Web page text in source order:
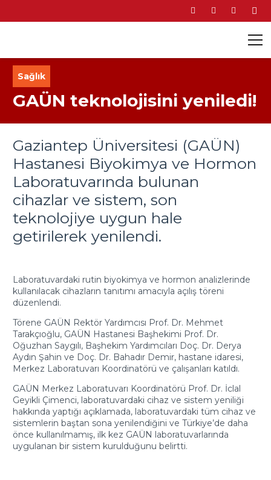
Sağlık
GAÜN teknolojisini yeniledi!
Gaziantep Üniversitesi (GAÜN)
Hastanesi Biyokimya ve Hormon
Laboratuvarında bulunan
cihazlar ve sistem, son
teknolojiye uygun hale
getirilerek yenilendi.
Laboratuvardaki rutin biyokimya ve hormon analizlerinde
kullanılacak cihazların tanıtımı amacıyla açılış töreni
düzenlendi.
Törene GAÜN Rektör Yardımcısı Prof. Dr. Mehmet
Tarakçıoğlu, GAÜN Hastanesi Başhekimi Prof. Dr.
Oğuzhan Saygılı, Başhekim Yardımcıları Doç. Dr. Derya
Aydın Şahin ve Doç. Dr. Bahadır Demir, hastane idaresi,
Merkez Laboratuvarı Koordinatörü ve çalışanları katıldı.
GAÜN Merkez Laboratuvarı Koordinatörü Prof. Dr. İclal
Geyikli Çimenci, laboratuvardaki cihaz ve sistem yeniliği
hakkında yaptığı açıklamada, laboratuvardaki tüm cihaz ve
sistemlerin baştan sona yenilendiğini ve Türkiye’de daha
önce kullanılmamış, ilk kez GAÜN laboratuvarlarında
uygulanan bir sistem kurulduğunu belirtti.